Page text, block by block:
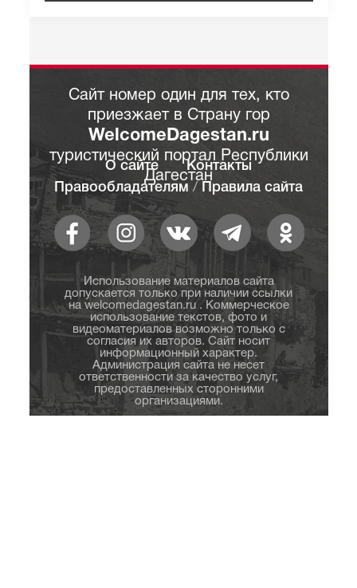
Сайт номер один для тех, кто
приезжает в Страну гор
WelcomeDagestan.ru
туристический портал Республики
Дагестан
О сайте
Контакты
Правообладателям / Правила сайта
Использование материалов сайта
допускается только при наличии ссылки
на welcomedagestan.ru . Коммерческое
использование текстов, фото и
видеоматериалов возможно только с
согласия их авторов. Сайт носит
информационный характер.
Администрация сайта не несет
ответственности за качество услуг,
предоставленных сторонними
организациями.